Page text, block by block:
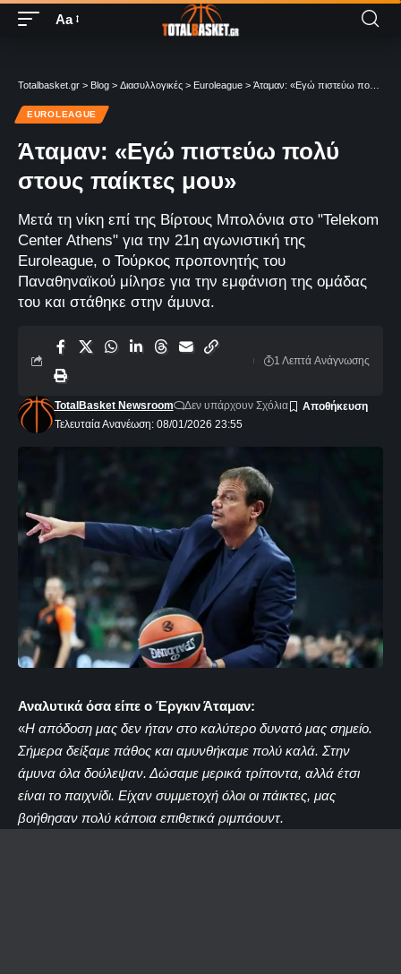
Aa
Totalbasket.gr > Blog > Διασυλλογικές > Euroleague > Άταμαν: «Εγώ πιστεύω πολύ στους παίκτες μου»
EUROLEAGUE
Άταμαν: «Εγώ πιστεύω πολύ
στους παίκτες μου»
Μετά τη νίκη επί της Βίρτους Μπολόνια στο "Telekom
Center Athens" για την 21η αγωνιστική της
Euroleague, ο Τούρκος προπονητής του
Παναθηναϊκού μίλησε για την εμφάνιση της ομάδας
του και στάθηκε στην άμυνα.
Τελευταία Ανανέωση: 08/01/2026 23:55
TotalBasket Newsroom Δεν υπάρχουν Σχόλια
1 Λεπτά Aνάγνωσης
Αναλυτικά όσα είπε ο Έργκιν Άταμαν:
«Η απόδοση μας δεν ήταν στο καλύτερο δυνατό μας σημείο.
Σήμερα δείξαμε πάθος και αμυνθήκαμε πολύ καλά. Στην
άμυνα όλα δούλεψαν. Δώσαμε μερικά τρίποντα, αλλά έτσι
είναι το παιχνίδι. Είχαν συμμετοχή όλοι οι πάικτες, μας
βοήθησαν πολύ κάποια επιθετικά ριμπάουντ.